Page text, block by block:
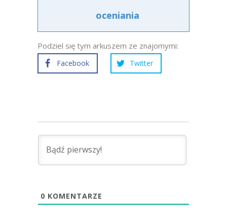
oceniania
Podziel się tym arkuszem ze znajomymi:
Facebook Twitter
0 KOMENTARZE